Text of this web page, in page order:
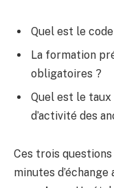
Quel est le
La formation
obligatoires ?
Quel est le
d’activité des
Ces trois
minutes d’échange